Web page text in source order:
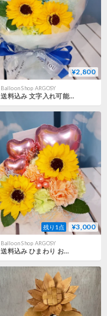
¥2,800
Balloon Shop ARGOSY
送料込み 文字入れ可能 お誕生日 ご結婚祝い 開店祝い 発表会 送別等 ソープフラワーバルーンスタンドブーケ ひまわり
残り1点 ¥3,000
Balloon Shop ARGOSY
送料込み ひまわり お洒落に飾れる お誕生日 開店祝いなどに ソープフラワーバルーンミニBOXギフト